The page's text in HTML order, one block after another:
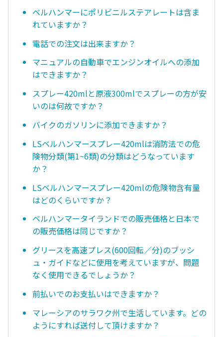
ベルハンマーにポリビニルステアレートは含ま
れていますか？
電話での注文は出来ますか？
マニュアルの自動車でエンジンオイルへの添加
はできますか？
スプレー420mlと原液300mlでスプレーの方が安
いのは何故ですか？
バイクのガソリンに添加できますか？
LSベルハンマースプレー420mlは消防法での危
険物分類(第1~6類)の分類はどうなっています
か？
LSベルハンマースプレー420mlの危険物含有量
はどのくらいですか？
ベルハンマータイランドでの販売価格と日本で
の販売価格は同じですか？
グリースを高速プレス(600回転／分)のブッシ
ュ・ガイドなどに使用を考えていますが、問題
なく使用できるでしょうか？
前払いでのお支払いはできますか？
マレーシアのサラワク州で生活しています。どの
ようにすれば送付して頂けますか？